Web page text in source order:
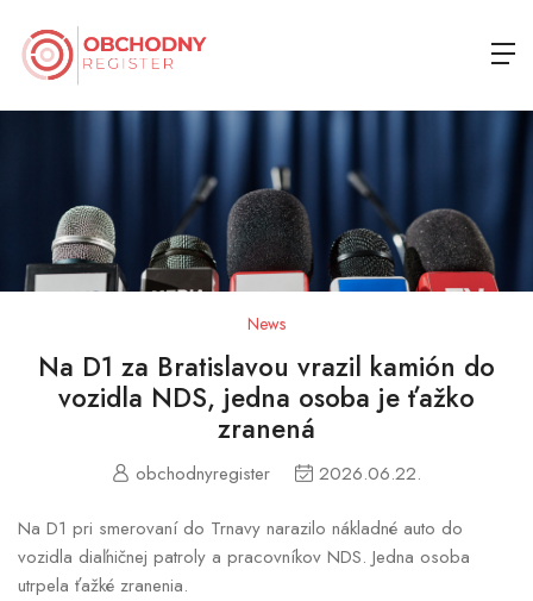
News
Na D1 za Bratislavou vrazil kamión do
vozidla NDS, jedna osoba je ťažko
zranená
obchodnyregister 2026.06.22.
Na D1 pri smerovaní do Trnavy narazilo nákladné auto do
vozidla diaľničnej patroly a pracovníkov NDS. Jedna osoba
utrpela ťažké zranenia.